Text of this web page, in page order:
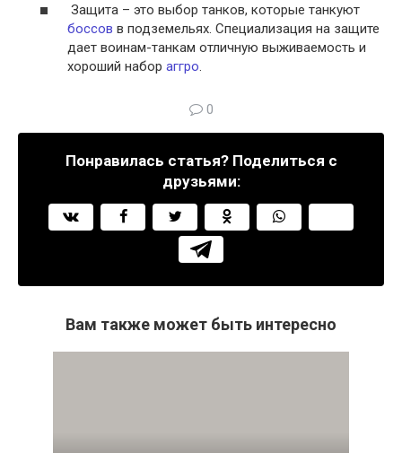
Защита – это выбор танков, которые танкуют
боссов в подземельях. Специализация на защите
дает воинам-танкам отличную выживаемость и
хороший набор аггро
0
Понравилась статья? Поделиться с
друзьями:
Вам также может быть интересно